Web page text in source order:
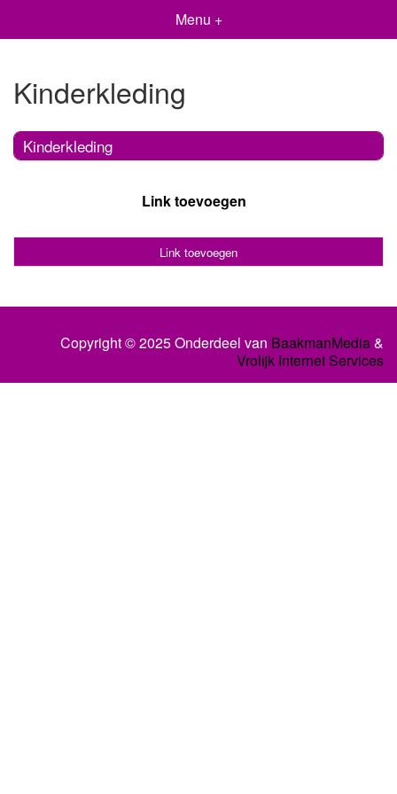
Menu +
Kinderkleding
Kinderkleding
Link toevoegen
Link toevoegen
Copyright © 2025 Onderdeel van BaakmanMedia&
Vrolijk Internet Services